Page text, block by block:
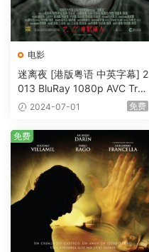
电影
迷离夜 [港版粤语 中英字幕] 2
013 BluRay 1080p AVC Tru
eHD5.1 [BDISO 22.64GB]
2024-07-01 免费
免费